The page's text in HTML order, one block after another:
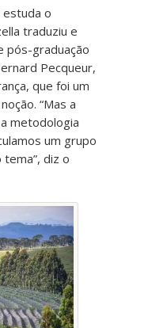
estuda o
traduziu e
pós-graduação
Pecqueur,
que foi um
“Mas a
metodologia
um grupo
diz o